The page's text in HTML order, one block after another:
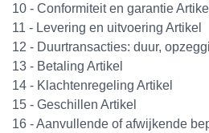
10 - Conformiteit en garantie Artikel
11 - Levering en uitvoering Artikel
12 - Duurtransacties: duur,
13 - Betaling Artikel
14 - Klachtenregeling Artikel
15 - Geschillen Artikel
16 - Aanvullende of afwijkende